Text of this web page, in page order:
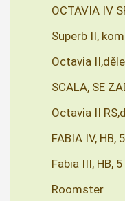
OCTAVIA IV
Superb II,
Octavia
SCALA, SE
Octavia II
FABIA IV, HB,
Fabia III, HB,
Roomster